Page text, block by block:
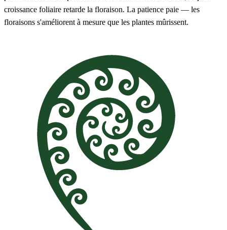
croissance foliaire retarde la floraison. La patience paie — les
floraisons s'améliorent à mesure que les plantes mûrissent.